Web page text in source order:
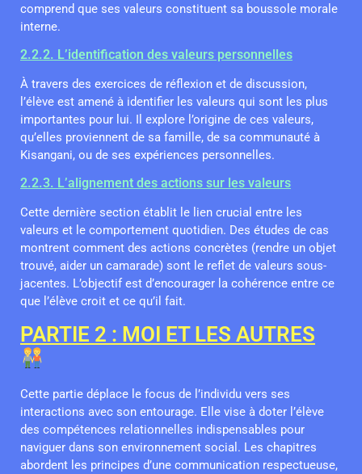
comprend que ses valeurs constituent sa boussole morale
interne.
2.2.2. L’identification des valeurs personnelles
À travers des exercices de réflexion et de discussion,
l’élève est amené à identifier les valeurs qui sont les plus
importantes pour lui. Il explore l’origine de ces valeurs,
qu’elles proviennent de sa famille, de sa communauté à
Kisangani, ou de ses expériences personnelles.
2.2.3. L’alignement des actions sur les valeurs
Cette dernière section établit le lien crucial entre les
valeurs et le comportement quotidien. Des études de cas
montrent comment des actions concrètes (rendre un objet
trouvé, aider un camarade) sont le reflet de valeurs sous-
jacentes. L’objectif est d’encourager la cohérence entre ce
que l’élève croit et ce qu’il fait.
PARTIE 2 : MOI ET LES AUTRES
Cette partie déplace le focus de l’individu vers ses
interactions avec son entourage. Elle vise à doter l’élève
des compétences relationnelles indispensables pour
naviguer dans son environnement social. Les chapitres
abordent les principes d’une communication respectueuse,